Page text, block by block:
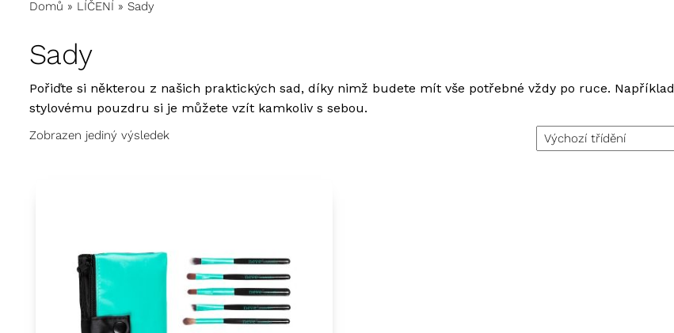
Domů » LÍČENÍ » Sady
Sady
Pořiďte si některou z našich praktických sad, díky nimž budete mít vše potřebné vždy po ruce. Například
stylovému pouzdru si je můžete vzít kamkoliv s sebou.
Zobrazen jediný výsledek